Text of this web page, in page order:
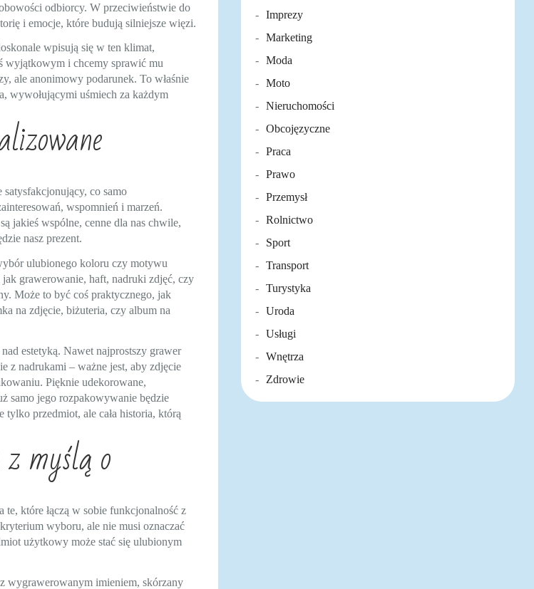
odbiorcy. W przeciwieństwie do
i emocje, które budują silniejsze więzi.
wpisują się w ten klimat,
wyjątkowym i chcemy sprawić mu
ale anonimowy podarunek. To właśnie
wywołującymi uśmiech za każdym
co samo
wspomnień i marzeń.
jakieś wspólne, cenne dla nas chwile,
nasz prezent.
ulubionego koloru czy motywu
grawerowanie, haft, nadruki zdjęć, czy
Może to być coś praktycznego, jak
na zdjęcie, biżuteria, czy album na
estetyką. Nawet najprostszy grawer
z nadrukami – ważne jest, aby zdjęcie
Pięknie udekorowane,
samo jego rozpakowywanie będzie
tylko przedmiot, ale cała historia, którą
myślą o
które łączą w sobie funkcjonalność z
wyboru, ale nie musi oznaczać
użytkowy może stać się ulubionym
wygrawerowanym imieniem, skórzany
Imprezy
Marketing
Moda
Moto
Nieruchomości
Obcojęzyczne
Praca
Prawo
Przemysł
Rolnictwo
Sport
Transport
Turystyka
Uroda
Usługi
Wnętrza
Zdrowie